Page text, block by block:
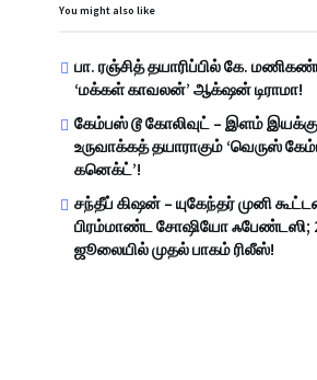
You might also like
பா. ரஞ்சித் தயாரிப்பில் கே.
‘மக்கள் காவலன்’ ஆக்‌ஷன் டிராமா!
கேம்பஸ் டூ கோலிவுட் – இளம்
உருவாக்கத் தயாராகும் ‘வெருஸ்
கனெக்ட்’!
சந்தீப் கிஷன் – யுகேந்தர் முனி
பிரம்மாண்ட சோஷியோ ஃபேண்டஸி;
ஜூலையில் முதல் பாகம் ரிலீஸ்!